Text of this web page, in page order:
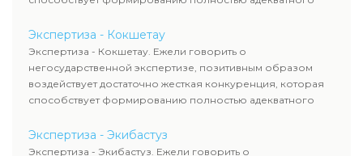
Экспертиза - Кокшетау
Экспертиза - Кокшетау. Ежели говорить о
негосударственной экспертизе, позитивным образом
воздействует достаточно жесткая конкуренция, которая
способствует формированию полностью адекватного
Экспертиза - Экибастуз
Экспертиза - Экибастуз. Ежели говорить о